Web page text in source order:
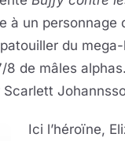
à un personnage
du
8 de mâles
Ici l’héroïne,